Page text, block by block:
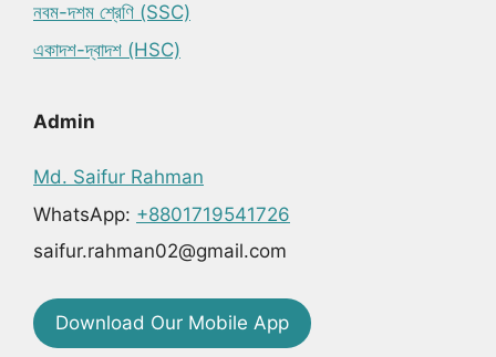
নবম-দশম শ্রেণি (SSC)
একাদশ-দ্বাদশ (HSC)
Admin
Md. Saifur Rahman
WhatsApp: +8801719541726
saifur.rahman02@gmail.com
Download Our Mobile App